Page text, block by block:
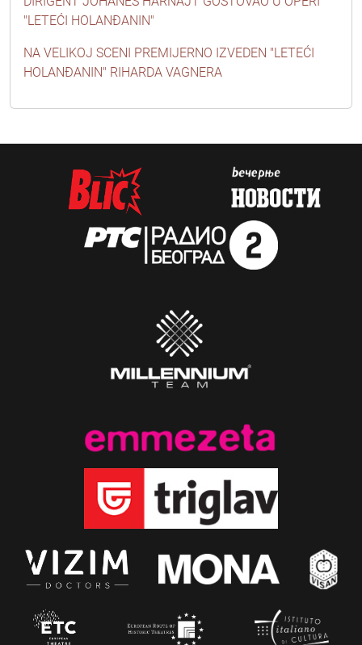
"LETEĆI HOLANĐANIN"
NA VELIKOJ SCENI PREMIJERNO IZVEDEN "LETEĆI
HOLANĐANIN" RIHARDA VAGNERA